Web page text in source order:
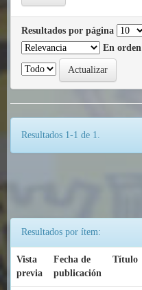
Resultados por página
En orden
Resultados 1-1 de 1.
Resultados por ítem:
Vista
previa
Fecha de
publicación
Título